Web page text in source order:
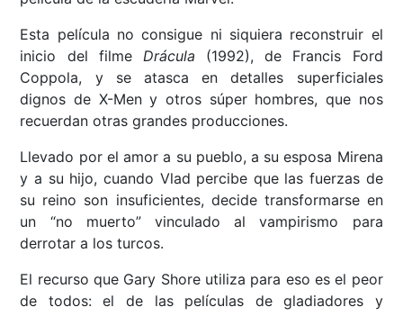
Esta película no consigue ni siquiera reconstruir el
inicio del filme Drácula (1992), de Francis Ford
Coppola, y se atasca en detalles superficiales
dignos de X-Men y otros súper hombres, que nos
recuerdan otras grandes producciones.
Llevado por el amor a su pueblo, a su esposa Mirena
y a su hijo, cuando Vlad percibe que las fuerzas de
su reino son insuficientes, decide transformarse en
un “no muerto” vinculado al vampirismo para
derrotar a los turcos.
El recurso que Gary Shore utiliza para eso es el peor
de todos: el de las películas de gladiadores y